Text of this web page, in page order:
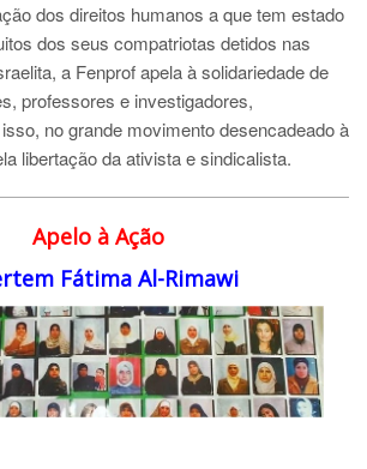
dos direitos humanos a que tem estado
dos seus compatriotas detidos nas
a Fenprof apela à solidariedade de
professores e investigadores,
no grande movimento desencadeado à
libertação da ativista e sindicalista.
Apelo à Ação
Fátima Al-Rimawi